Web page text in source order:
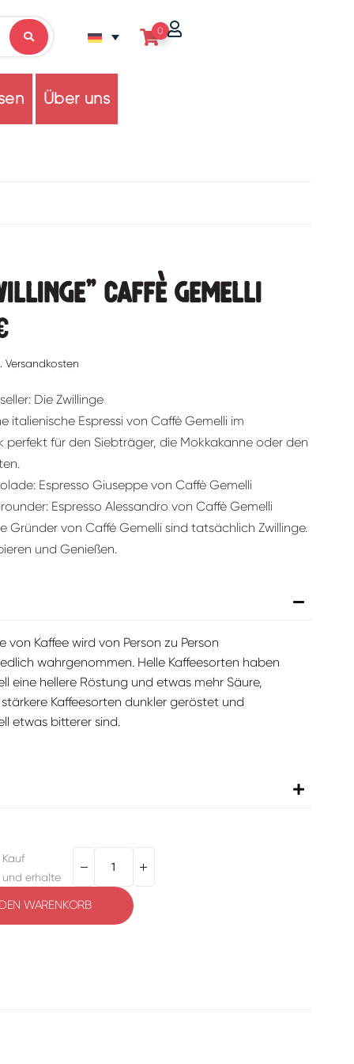
0
Über uns
Caffè Gemelli
Versandkosten
Die Zwillinge
italienische Espressi von Caffè Gemelli im
perfekt für den Siebträger, die Mokkakanne oder den
Espresso Giuseppe von Caffè Gemelli
Espresso Alessandro von Caffè Gemelli
Gründer von Caffé Gemelli sind tatsächlich Zwillinge.
und Genießen.
von Kaffee wird von Person zu Person
wahrgenommen. Helle Kaffeesorten haben
eine hellere Röstung und etwas mehr Säure,
Kaffeesorten dunkler geröstet und
etwas bitterer sind.
erhalte
WARENKORB